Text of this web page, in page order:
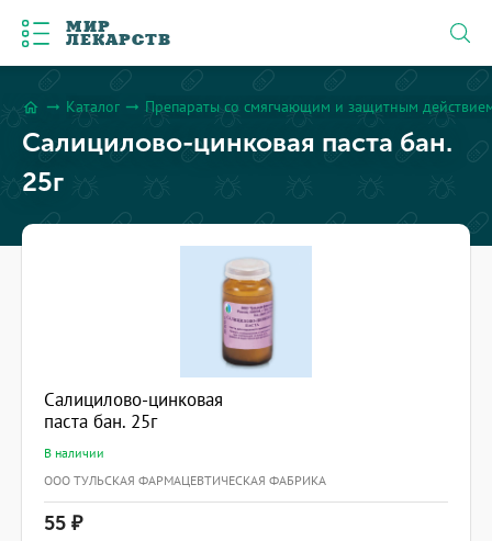
МИР
ЛЕКАРСТВ
home arrow_right_alt Каталог arrow_right_alt Препараты со смягчающим и защитным
Салицилово-цинковая паста бан.
25г
Салицилово-цинковая
паста бан. 25г
В наличии
ООО ТУЛЬСКАЯ ФАРМАЦЕВТИЧЕСКАЯ ФАБРИКА
55